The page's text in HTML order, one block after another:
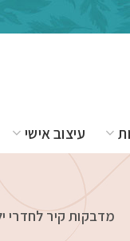
עיצוב אישי
מדבקות קיר לחדרי